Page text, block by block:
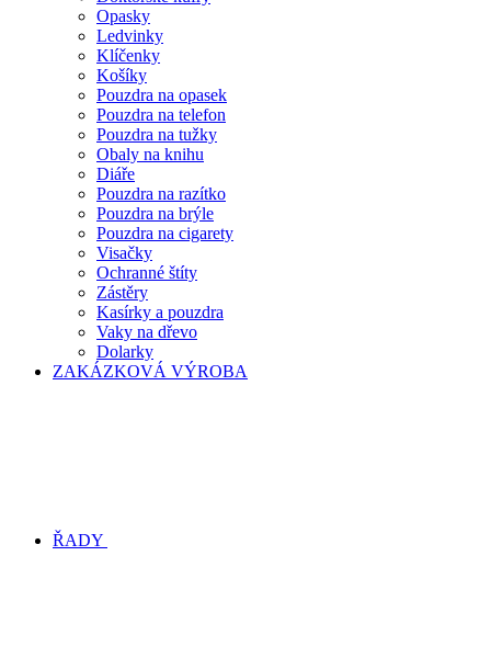
Opasky
Ledvinky
Klíčenky
Košíky
Pouzdra na opasek
Pouzdra na telefon
Pouzdra na tužky
Obaly na knihu
Diáře
Pouzdra na razítko
Pouzdra na brýle
Pouzdra na cigarety
Visačky
Ochranné štíty
Zástěry
Kasírky a pouzdra
Vaky na dřevo
Dolarky
ZAKÁZKOVÁ VÝROBA
ŘADY